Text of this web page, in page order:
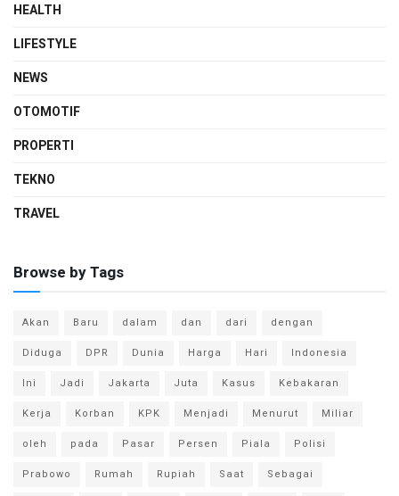
HEALTH
LIFESTYLE
NEWS
OTOMOTIF
PROPERTI
TEKNO
TRAVEL
Browse by Tags
Akan Baru dalam dan dari
dengan
Diduga
DPR Dunia Harga Hari
Indonesia
Ini
Jadi Jakarta Juta Kasus
Kebakaran
Kerja
Korban KPK Menjadi Menurut
Miliar
oleh
pada Pasar Persen Piala
Polisi
Prabowo
Rumah Rupiah Saat
Sebagai